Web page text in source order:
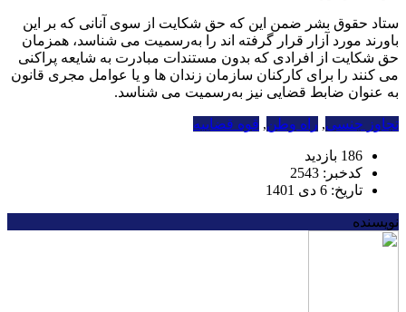
ستاد حقوق بشر ضمن این که حق شکایت از سوی آنانی که بر این
باورند مورد آزار قرار گرفته اند را به‌رسمیت می شناسد، همزمان
حق شکایت از افرادی که بدون مستندات مبادرت به شایعه پراکنی
می کنند را برای کارکنان سازمان زندان ها و یا عوامل مجری قانون
به عنوان ضابط قضایی نیز به‌رسمیت می شناسد.
تجاوز جنسی, راه وطن, قوه قضاییه
186 بازدید
کدخبر: 2543
تاریخ: 6 دی 1401
نویسنده